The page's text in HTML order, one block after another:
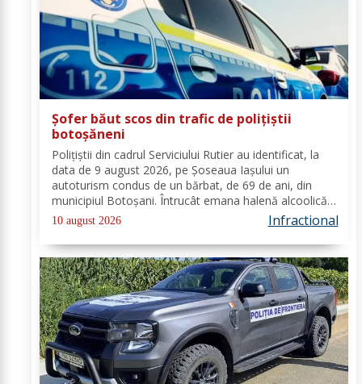
Șofer băut scos din trafic de polițiștii
botoșăneni
Polițiștii din cadrul Serviciului Rutier au identificat, la
data de 9 august 2026, pe Șoseaua Iașului un
autoturism condus de un bărbat, de 69 de ani, din
municipiul Botoșani. Întrucât emana halenă alcoolică
a fost testat cu aparatul etilotest, valoarea rezultată
fiind de 0,93 mg/l alcool pur în...
10 august 2026 Infractional